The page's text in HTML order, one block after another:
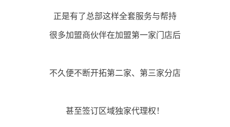
正是有了总部这样全套服务与帮持
很多加盟商伙伴在加盟第一家门店后
不久便不断开拓第二家、第三家分店
甚至签订区域独家代理权！